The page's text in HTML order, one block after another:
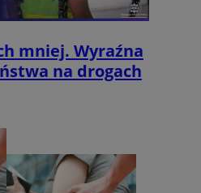
mniej. Wyraźna
na drogach